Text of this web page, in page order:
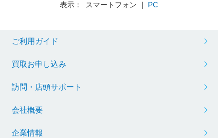
表示： スマートフォン ｜ PC
ご利用ガイド
買取お申し込み
訪問・店頭サポート
会社概要
企業情報